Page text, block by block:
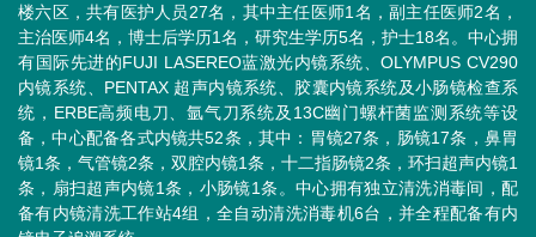
楼六区，共有医护人员27名，其中主任医师1名，副主任医师2名，
主治医师4名，博士后学历1名，研究生学历5名，护士18名。中心拥
有国际先进的FUJI LASEREO蓝激光内镜系统、OLYMPUS CV290
内镜系统、PENTAX 超声内镜系统、胶囊内镜系统及小肠镜检查系
统，ERBE高频电刀、氩气刀系统及13C幽门螺杆菌监测系统等设
备，中心配备各式内镜共52条，其中：胃镜27条，肠镜17条，鼻胃
镜1条，气管镜2条，双腔内镜1条，十二指肠镜2条，环扫超声内镜1
条，扇扫超声内镜1条，小肠镜1条。中心拥有独立清洗消毒间，配
备有内镜清洗工作站4组，全自动清洗消毒机6台，并全程配备有内